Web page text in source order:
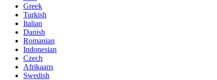
Greek
Turkish
Italian
Danish
Romanian
Indonesian
Czech
Afrikaans
Swedish